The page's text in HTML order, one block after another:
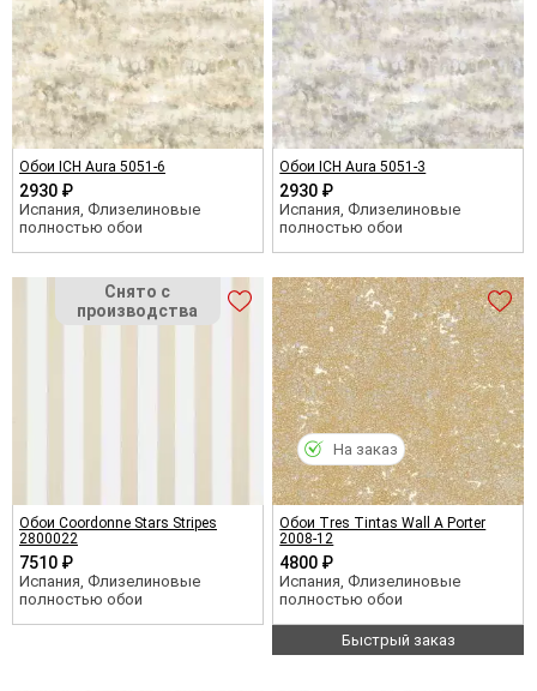
Обои ICH Aura 5051-6
2930 ₽
Испания, Флизелиновые
полностью обои
Обои ICH Aura 5051-3
2930 ₽
Испания, Флизелиновые
полностью обои
Обои Coordonne Stars Stripes
2800022
7510 ₽
Испания, Флизелиновые
полностью обои
Обои Tres Tintas Wall A Porter
2008-12
4800 ₽
Испания, Флизелиновые
полностью обои
Быстрый заказ
На заказ